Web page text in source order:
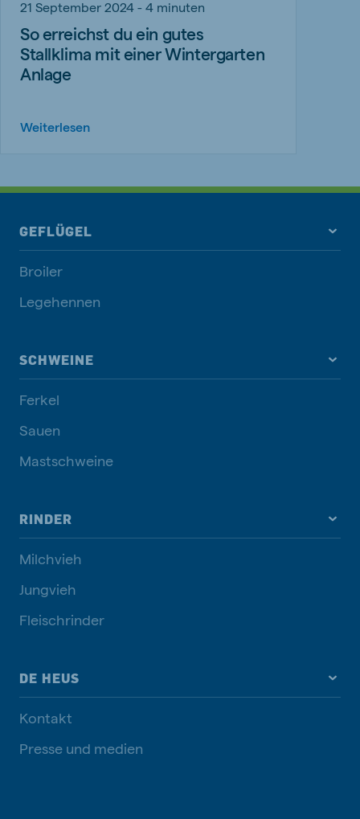
21 September 2024 - 4 minuten
So erreichst du ein gutes
Stallklima mit einer Wintergarten
Anlage
Weiterlesen
GEFLÜGEL
Broiler
Legehennen
SCHWEINE
Ferkel
Sauen
Mastschweine
RINDER
Milchvieh
Jungvieh
Fleischrinder
DE HEUS
Kontakt
Presse und medien